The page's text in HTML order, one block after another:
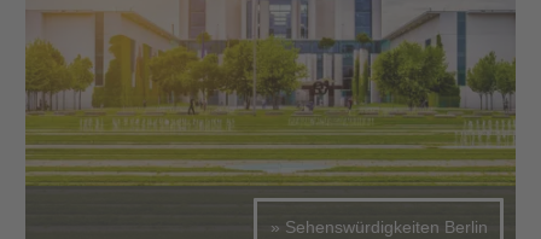
» Sehenswürdigkeiten Berlin